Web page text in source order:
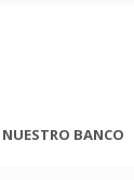
NUESTRO BANCO